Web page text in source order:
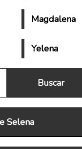
Magdalena
Yelena
Selena